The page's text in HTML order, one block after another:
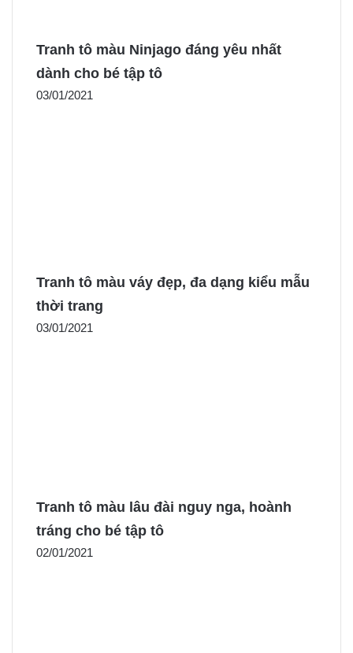
Tranh tô màu Ninjago đáng yêu nhất
dành cho bé tập tô
03/01/2021
Tranh tô màu váy đẹp, đa dạng kiểu mẫu
thời trang
03/01/2021
Tranh tô màu lâu đài nguy nga, hoành
tráng cho bé tập tô
02/01/2021